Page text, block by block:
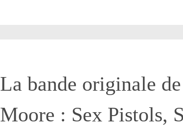
La bande originale
Moore : Sex Pistols,